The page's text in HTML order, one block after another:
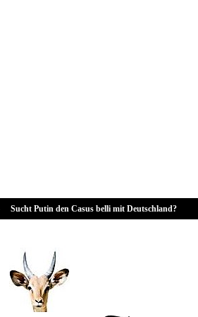
Sucht Putin den Casus belli mit Deutschland?